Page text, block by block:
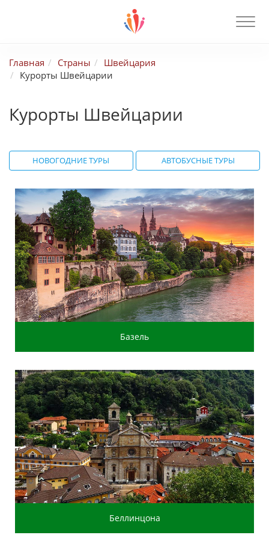
Главная Страны
Швейцария
Курорты Швейцарии
Курорты Швейцарии
НОВОГОДНИЕ ТУРЫ АВТОБУСНЫЕ ТУРЫ
Базель
Беллинцона